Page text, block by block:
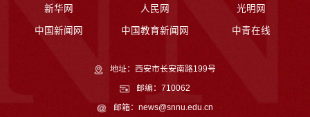
新华网 人民网 光明网
中国新闻网 中国教育新闻网 中青在线
地址：西安市长安南路199号
邮编：710062
邮箱：news@snnu.edu.cn